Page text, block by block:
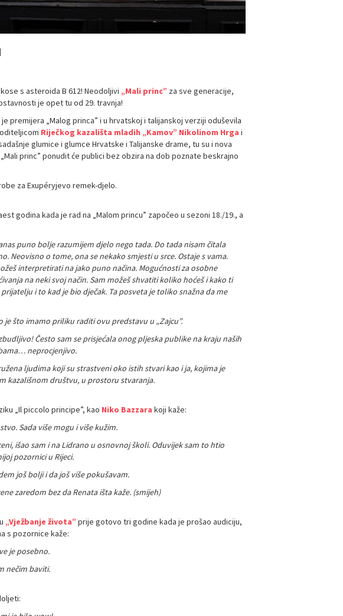
s asteroida B 612! Neodoljivi „Mali princ” za sve generacije,
je opet tu od 29. travnja!
premijera „Malog princa” i u hrvatskoj i talijanskoj verziji oduševila
Riječkog kazališta mladih „Kamov” Nikolinom Hrga i
glumice i glumce Hrvatske i Talijanske drame, tu su i nova
princ” ponudit će publici bez obzira na dob poznate beskrajno
za Exupéryjevo remek-djelo.
godina kada je rad na „Malom princu” započeo u sezoni 18./19., a
puno bolje razumijem djelo nego tada. Do tada nisam čitala
Neovisno o tome, ona se nekako smjesti u srce. Ostaje s vama.
interpretirati na jako puno načina. Mogućnosti za osobne
na neki svoj način. Sam možeš shvatiti koliko hoćeš i kako ti
i to kad je bio dječak. Ta posveta je toliko snažna da me
je što imamo priliku raditi ovu predstavu u „Zajcu”.
Često sam se prisjećala onog pljeska publike na kraju naših
neprocjenjivo.
ljudima koji su strastveni oko istih stvari kao i ja, kojima je
kazališnom društvu, u prostoru stvaranja.
„Il piccolo principe”, kao Niko Bazzara koji kaže:
Sada više mogu i više kužim.
išao sam i na Lidrano u osnovnoj školi. Oduvijek sam to htio
pozornici u Rijeci.
još bolji i da još više pokušavam.
zaredom bez da Renata išta kaže. (smijeh)
„Vježbanje života” prije gotovo tri godine kada je prošao audiciju,
s pozornice kaže:
je posebno.
nečim baviti.